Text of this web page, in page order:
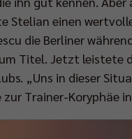
Stelian einen
die Berliner
Titel. Jetzt leistete
„Uns in dieser
Trainer-Koryphäe